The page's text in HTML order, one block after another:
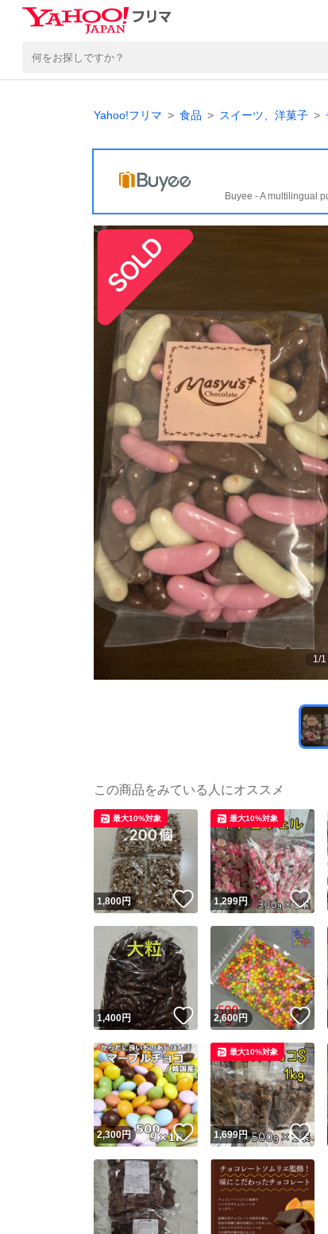
Yahoo!フリマ 食品 スイーツ、洋菓子
Buyee - A multilingual
1/1
この商品をみている人にオススメ
1,800円 いいね！
最大10%対象
1,299円 い
最大10%対象
1,400円 いいね！
2,600円
2,300円 いいね！
1,699円 い
最大10%対象